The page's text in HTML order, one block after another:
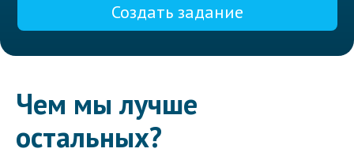
Создать задание
Чем мы лучше
остальных?